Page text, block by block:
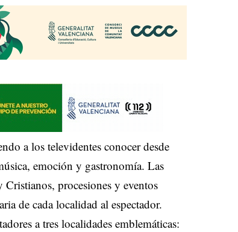
a los televidentes conocer desde
emoción y gastronomía. Las
procesiones y eventos
de cada localidad al espectador.
a tres localidades emblemáticas: